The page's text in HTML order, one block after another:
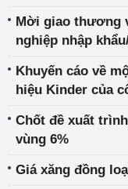
Mời giao thương
nghiệp nhập
điện
Khuyến cáo về
hiệu Kinder của
Chốt đề xuất
vùng 6%
Giá xăng đồng